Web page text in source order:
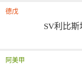
德戊
SV利比斯
阿美甲